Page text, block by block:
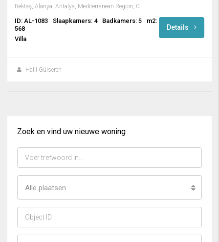
ID: AL-1083 Slaapkamers: 4 Badkamers: 5
m2:
568
Villa
Details
Halil Gülseren
Zoek en vind uw nieuwe woning
Alle plaatsen